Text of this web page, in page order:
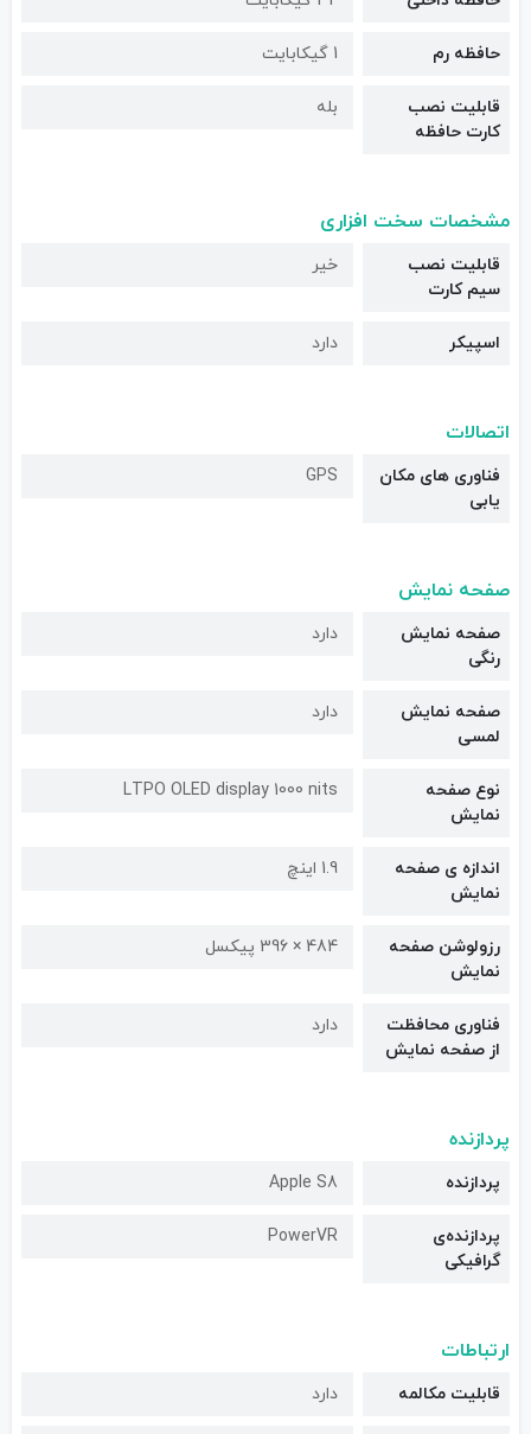
حافظه رم 1 گیکابایت
قابلیت نصب
کارت حافظه
بله
مشخصات سخت افزاری
قابلیت نصب
سیم کارت
خیر
اسپیکر دارد
اتصالات
فناوری های مکان
یابی
GPS
صفحه نمایش
صفحه نمایش
رنگی
دارد
صفحه نمایش
لمسی
دارد
نوع صفحه
نمایش
LTPO OLED display 1000 nits
اندازه ی صفحه
نمایش
1.9 اینچ
رزولوشن صفحه
نمایش
484 × 396 پیکسل
فناوری محافظت
از صفحه نمایش
دارد
پردازنده
پردازنده Apple S8
پردازنده‌ی
گرافیکی
PowerVR
ارتباطات
قابلیت مکالمه دارد